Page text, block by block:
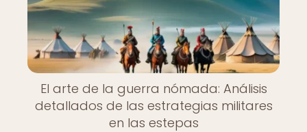
El arte de la guerra nómada: Análisis
detallados de las estrategias militares
en las estepas